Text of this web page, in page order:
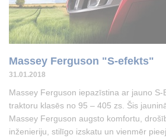
Massey Ferguson "S-efekts"
31.01.2018
Massey Ferguson iepazīstina ar jauno
traktoru klasēs no 95 – 405 zs. Šis
Massey Ferguson augsto komfortu,
inženieriju, stilīgo izskatu un vienmēr